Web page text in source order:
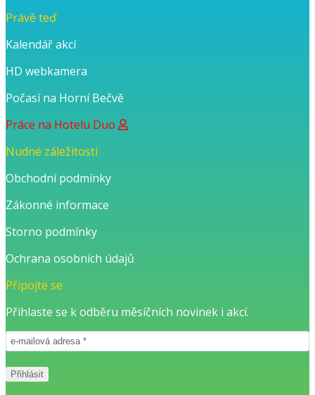
Právě teď
Kalendář akcí
HD webkamera
Počasí na Horní Bečvě
Práce na Hotelu Duo
Nudné záležitosti
Obchodní podmínky
Zákonné informace
Storno podmínky
Ochrana osobních údajů
Připojte se
Přihlaste se k odběru měsíčních novinek i akcí.